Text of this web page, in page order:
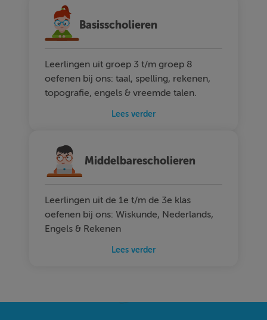
Basisscholieren
Leerlingen uit groep 3 t/m groep 8
oefenen bij ons: taal, spelling, rekenen,
topografie, engels & vreemde talen.
Lees verder
Middelbarescholieren
Leerlingen uit de 1e t/m de 3e klas
oefenen bij ons: Wiskunde, Nederlands,
Engels & Rekenen
Lees verder